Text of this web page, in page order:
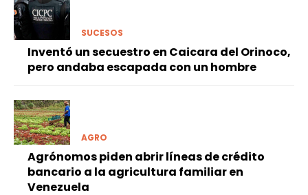
SUCESOS
Inventó un secuestro en Caicara del Orinoco,
pero andaba escapada con un hombre
AGRO
Agrónomos piden abrir líneas de crédito
bancario a la agricultura familiar en
Venezuela